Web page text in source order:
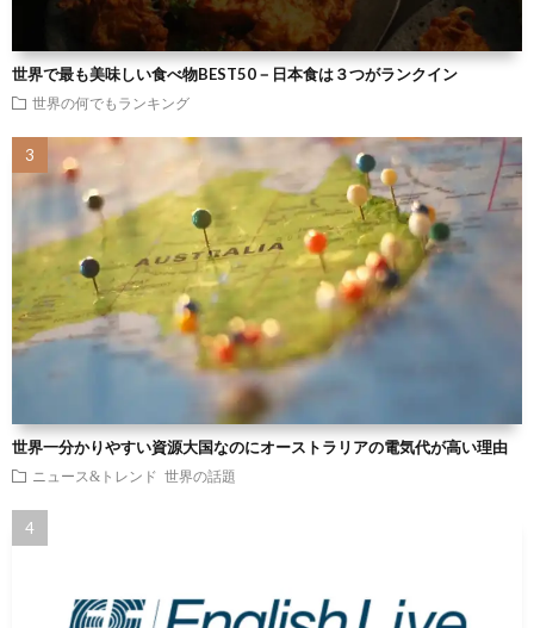
世界で最も美味しい食べ物BEST50－日本食は３つがランクイン
世界の何でもランキング
世界一分かりやすい資源大国なのにオーストラリアの電気代が高い理由
ニュース&トレンド 世界の話題